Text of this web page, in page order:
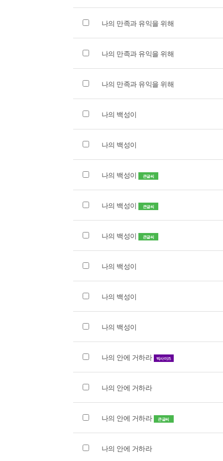
나의 만족과 유익을 위해
나의 만족과 유익을 위해
나의 만족과 유익을 위해
나의 백성이
나의 백성이
나의 백성이 큰글씨
나의 백성이 큰글씨
나의 백성이 큰글씨
나의 백성이
나의 백성이
나의 백성이
나의 안에 거하라 빅사이즈
나의 안에 거하라
나의 안에 거하라 큰글씨
나의 안에 거하라